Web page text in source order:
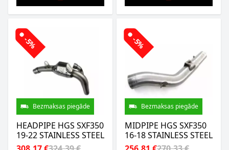
-5%
Bezmaksas piegāde
HEADPIPE HGS SXF350
19-22 STAINLESS STEEL
-5%
Bezmaksas piegāde
MIDPIPE HGS SXF350
16-18 STAINLESS STEEL